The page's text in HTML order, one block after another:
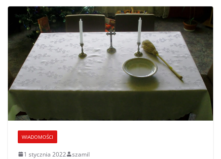
WIADOMOŚCI
1 stycznia 2022 szamil